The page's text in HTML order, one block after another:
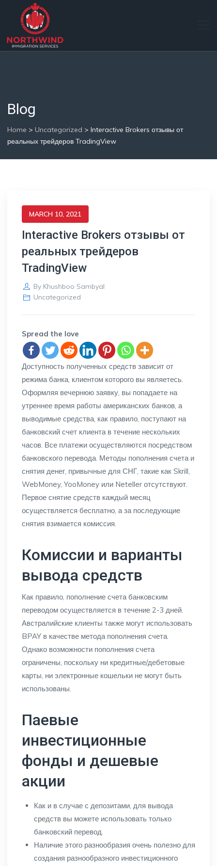
Blog
Home > Uncategorized > Interactive Brokers отзывы от
реальных трейдеров TradingView
MARCH 10, 2021
Interactive Brokers отзывы от
реальных трейдеров
TradingView
By Khushboo Sambyal
Uncategorized
Spread the love
Доступность полученных средств зависит от
режима банка, клиентом которого вы являетесь.
Оформляя вечернюю заявку, вы попадаете на
утреннее время работы американских банков, а
выводимые средства, как правило, поступают на
банковский счет клиента в течение нескольких
часов. Все платежи осуществляются посредством
банковского перевода. Методы пополнения счета и
снятия денег, привычные для СНГ, такие как Skrill,
WebMoney, YooMoney или Neteller отсутствуют.
Первое снятие средств каждый месяц
осуществляется бесплатно, а за последующие
снятия взимается комиссия.
Комиссии и варианты
вывода средств
Как правило, пополнение счета банковским
переводом осуществляется в течение 2-3 дней.
Австралийские клиенты также могут использовать
BPAY в качестве метода пополнения счета.
Однако возможности пополнения счета
ограничены, поскольку ни кредитные/дебетовые
карты, ни электронные кошельки не могут быть
использованы.
Паевые
инвестиционные
фонды и дешевые
акции
Как и в случае с депозитами, для вывода
средств вы можете использовать только
банковский перевод.
Наличие этого разнообразия очень полезно для
создания разнообразного инвестиционного